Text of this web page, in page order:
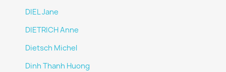
DIEL Jane
DIETRICH Anne
Dietsch Michel
Dinh Thanh Huong